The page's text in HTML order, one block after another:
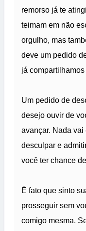
remorso já te
teimam em não
orgulho, mas
deve um pedido
já
Um pedido de
desejo ouvir de
avançar. Nada
desculpar e
você ter chance
É fato que sinto
prosseguir sem
comigo mesma.